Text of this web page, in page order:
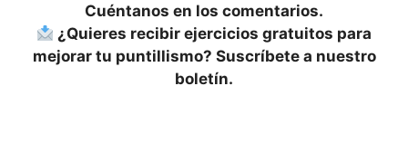
Cuéntanos en los comentarios.
¿Quieres recibir ejercicios gratuitos para
mejorar tu puntillismo? Suscríbete a nuestro
boletín.